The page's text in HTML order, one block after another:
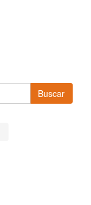
Buscar